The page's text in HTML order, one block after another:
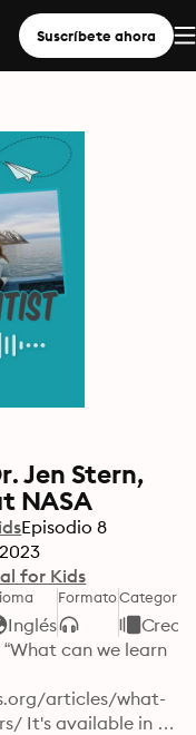
Suscríbete ahora
Jen Stern,
NASA
Episodio 8
for Kids
Inglés
FormatoCategoría
can we learn
articles/what-
It's available in